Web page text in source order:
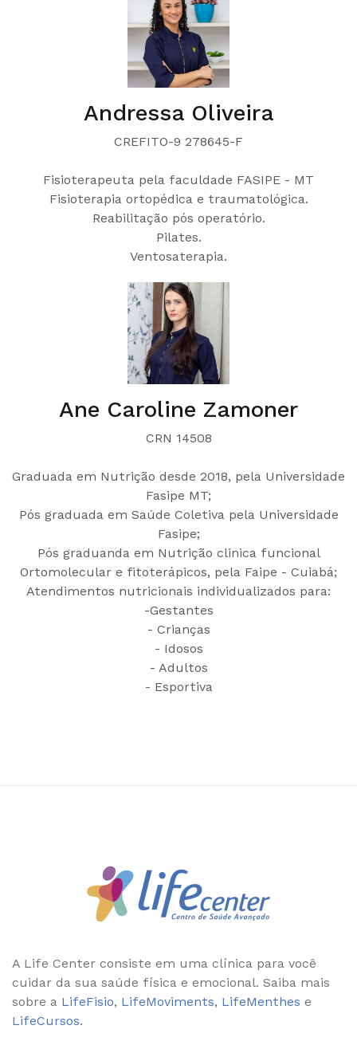
Andressa Oliveira
CREFITO-9 278645-F
Fisioterapeuta pela faculdade FASIPE - MT
Fisioterapia ortopédica e traumatológica.
Reabilitação pós operatório.
Pilates.
Ventosaterapia.
Ane Caroline Zamoner
CRN 14508
Graduada em Nutrição desde 2018, pela Universidade
Fasipe MT;
Pós graduada em Saúde Coletiva pela Universidade
Fasipe;
Pós graduanda em Nutrição clinica funcional
Ortomolecular e fitoterápicos, pela Faipe - Cuiabá;
Atendimentos nutricionais individualizados para:
-Gestantes
- Crianças
- Idosos
- Adultos
- Esportiva
A Life Center consiste em uma clínica para você
cuidar da sua saúde física e emocional. Saiba mais
sobre a LifeFisio, LifeMoviments, LifeMenthes e
LifeCursos.